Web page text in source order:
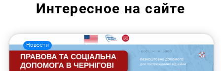
Интересное на сайте
Новости